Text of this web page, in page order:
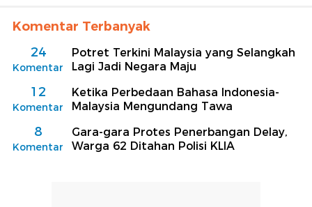
Komentar Terbanyak
24
Komentar
Potret Terkini Malaysia yang Selangkah
Lagi Jadi Negara Maju
12
Komentar
Ketika Perbedaan Bahasa Indonesia-
Malaysia Mengundang Tawa
8
Komentar
Gara-gara Protes Penerbangan Delay,
Warga 62 Ditahan Polisi KLIA